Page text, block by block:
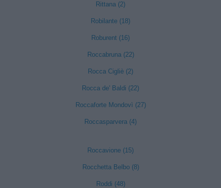
Rittana (2)
Robilante (18)
Roburent (16)
Roccabruna (22)
Rocca Cigliè (2)
Rocca de' Baldi (22)
Roccaforte Mondovì (27)
Roccasparvera (4)
Roccavione (15)
Rocchetta Belbo (8)
Roddi (48)